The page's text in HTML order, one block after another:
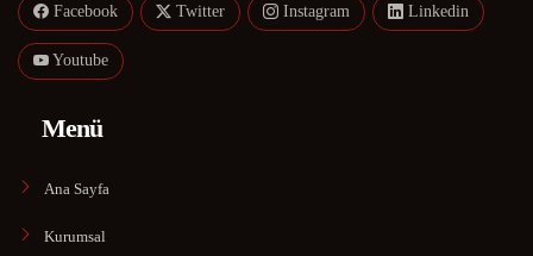
Facebook Twitter Instagram Linkedin
Youtube
Menü
Ana Sayfa
Kurumsal